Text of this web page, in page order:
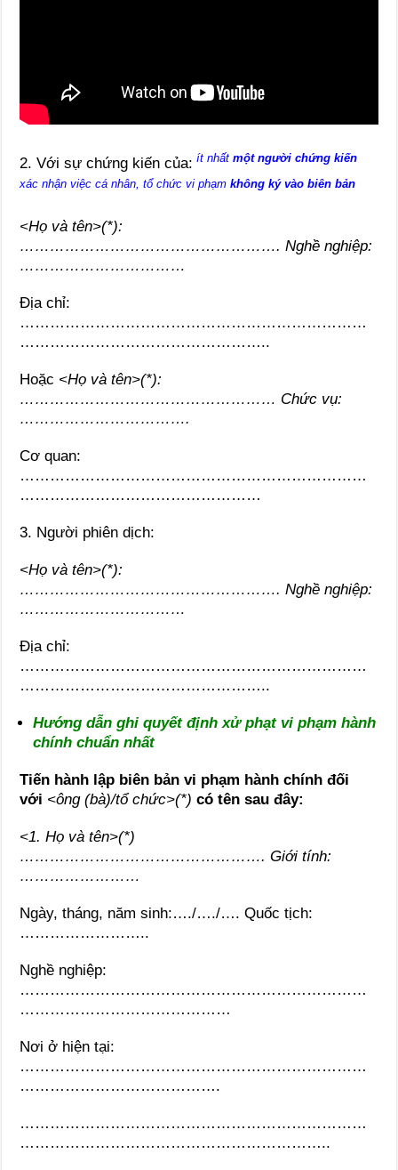
2. Với sự chứng kiến của: ít nhấtmột người chứng kiến
xác nhận việc cá nhân, tổ chức vi phạmkhông ký vào biên bản
<Họ và tên>(*):
……………………………………………. Nghề nghiệp:
……………………………
Địa chỉ:
……………………………………………………………
…………………………………………..
Hoặc <Họ và tên>(*):
…………………………………………… Chức vụ:
…………………………….
Cơ quan:
……………………………………………………………
…………………………………………
3. Người phiên dịch:
<Họ và tên>(*):
……………………………………………. Nghề nghiệp:
……………………………
Địa chỉ:
……………………………………………………………
…………………………………………..
Hướng dẫn ghi quyết định xử phạt vi phạm hành
chính chuẩn nhất
Tiến hành lập biên bản vi phạm hành chính đối
với <ông (bà)/tổ chức>(*) có tên sau đây:
<1. Họ và tên>(*)
…………………………………………. Giới tính:
……………………
Ngày, tháng, năm sinh:…./…./…. Quốc tịch:
……………………..
Nghề nghiệp:
……………………………………………………………
……………………………………
Nơi ở hiện tại:
……………………………………………………………
………………………………….
……………………………………………………………
……………………………………………………..